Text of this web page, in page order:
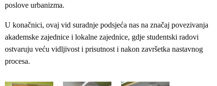
poslove urbanizma.
U konačnici, ovaj vid suradnje podsjeća nas na značaj povezivanja
akademske zajednice i lokalne zajednice, gdje studentski radovi
ostvaruju veću vidljivost i prisutnost i nakon završetka nastavnog
procesa.